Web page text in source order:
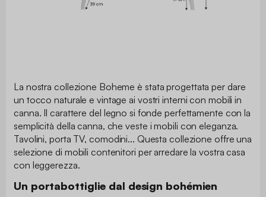
La nostra collezione Boheme è stata progettata per dare
un tocco naturale e vintage ai vostri interni con mobili in
canna. Il carattere del legno si fonde perfettamente con la
semplicità della canna, che veste i mobili con eleganza.
Tavolini, porta TV, comodini... Questa collezione offre una
selezione di mobili contenitori per arredare la vostra casa
con leggerezza.
Un portabottiglie dal design bohémien